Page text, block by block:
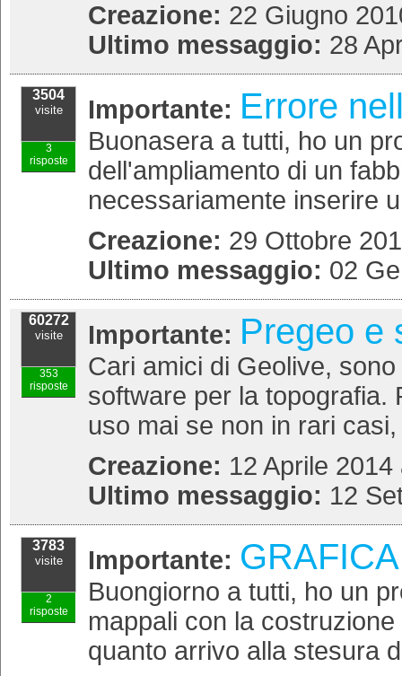
Creazione: 22 Giugno
Ultimo messaggio: 28
3504
visite
3
risposte
Importante: Errore
Buonasera a tutti, ho un
dell'ampliamento di un
necessariamente inserire
Creazione: 29 Ottobre
Ultimo messaggio: 02
60272
visite
353
risposte
Importante: Pregeo e
Cari amici di Geolive,
software per la topografia.
uso mai se non in rari
Creazione: 12 Aprile
Ultimo messaggio: 12
3783
visite
2
risposte
Importante:
Buongiorno a tutti, ho un
mappali con la
quanto arrivo alla stesura